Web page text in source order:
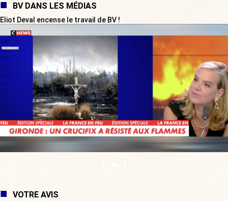
BV DANS LES MÉDIAS
Eliot Deval encense le travail de BV !
VOTRE AVIS